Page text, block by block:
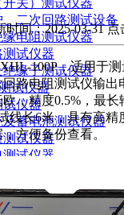
开关）测试仪器
二次回路测试设备
缘电阻测试仪器
测试仪器
绝缘子测试仪器
试仪器
试仪器
蓄电池测试仪器
试仪器
测试仪器
时间：2025-03-31 点
100P，适用于
路电阻测试仪输出
，精度0.5%，最长
线长6米，具有高精
方便备份查看。